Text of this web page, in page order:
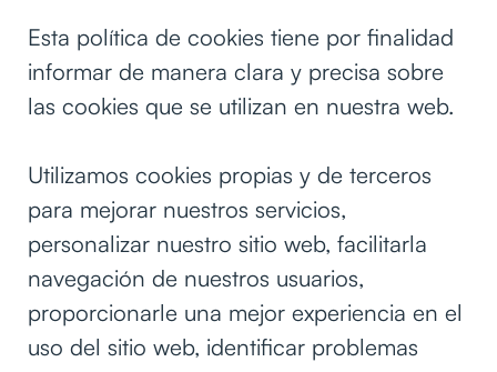
Esta política de cookies tiene por finalidad
informar de manera clara y precisa sobre
las cookies que se utilizan en nuestra web.
Utilizamos cookies propias y de terceros
para mejorar nuestros servicios,
personalizar nuestro sitio web, facilitarla
navegación de nuestros usuarios,
proporcionarle una mejor experiencia en el
uso del sitio web, identificar problemas